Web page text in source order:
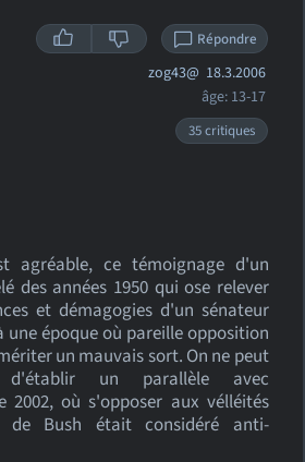
Répondre
zog43@ 18.3.2006
âge: 13-17
35 critiques
agréable, ce témoignage d'un
des années 1950 qui ose relever
et démagogies d'un sénateur
une époque où pareille opposition
un mauvais sort. On ne peut
d'établir un parallèle avec
2002, où s'opposer aux vélléités
de Bush était considéré anti-